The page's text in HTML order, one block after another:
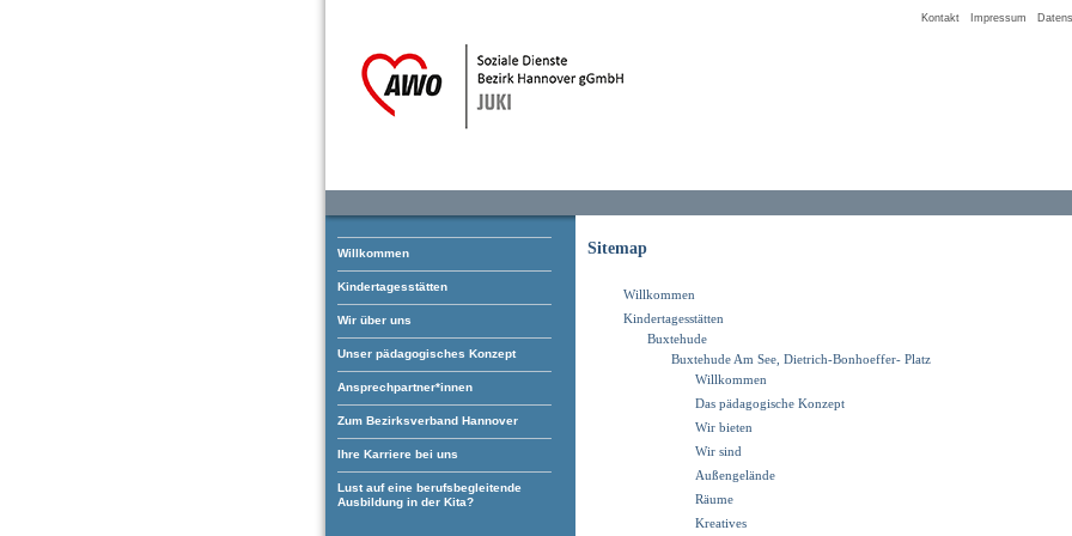
Kontakt Impressum
Willkommen
Kindertagesstätten
Wir über uns
Unser pädagogisches Konzept
Ansprechpartner*innen
Zum Bezirksverband Hannover
Ihre Karriere bei uns
Lust auf eine berufsbegleitende
Ausbildung in der Kita?
Sitemap
Willkommen
Kindertagesstätten
Buxtehude
Buxtehude Am See, Dietrich-Bonhoeffer- Platz
Willkommen
Das pädagogische Konzept
Wir bieten
Wir sind
Außengelände
Räume
Kreatives